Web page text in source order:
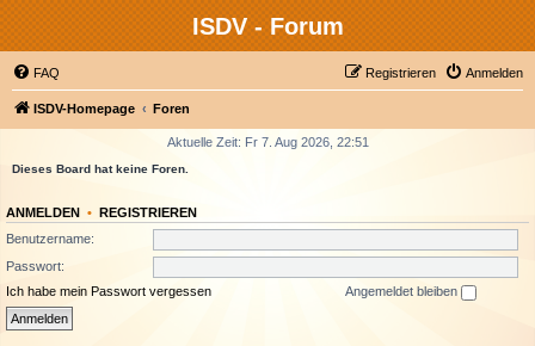
ISDV - Forum
FAQ Anmelden
Registrieren
ISDV-Homepage Foren
Aktuelle Zeit: Fr 7. Aug 2026, 22:51
Dieses Board hat keine Foren.
ANMELDEN • REGISTRIEREN
Benutzername:
Passwort:
Ich habe mein Passwort vergessen
Angemeldet bleiben